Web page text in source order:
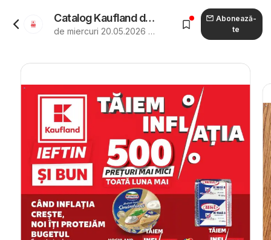
Catalog Kaufland de la 20.05.2026 - Revista "Kaufland Sfântu Gheorghe"
de miercuri 20.05.2026 până marți 26.05.2026
Abonează-
te